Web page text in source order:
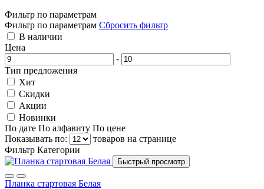
Фильтр по параметрам
Фильтр по параметрам Сбросить фильтр
В наличии
Цена
-
Тип предложения
Хит
Скидки
Акции
Новинки
По дате По алфавиту По цене
Показывать по:
товаров на странице
Фильтр Категории
Быстрый просмотр
Планка стартовая Белая